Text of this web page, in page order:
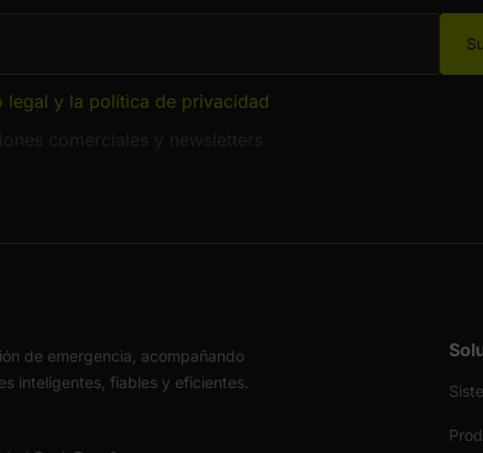
legal y la política de privacidad
de emergencia, acompañando
inteligentes, fiables y eficientes.